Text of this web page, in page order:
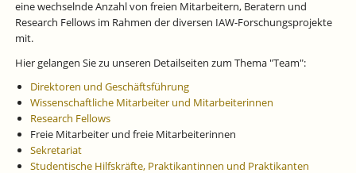
eine wechselnde Anzahl von freien Mitarbeitern, Beratern und
Research Fellows im Rahmen der diversen IAW-Forschungsprojekte
mit.
Hier gelangen Sie zu unseren Detailseiten zum Thema "Team":
Direktoren und Geschäftsführung
Wissenschaftliche Mitarbeiter und Mitarbeiterinnen
Research Fellows
Freie Mitarbeiter und freie Mitarbeiterinnen
Sekretariat
Studentische Hilfskräfte, Praktikantinnen und Praktikanten